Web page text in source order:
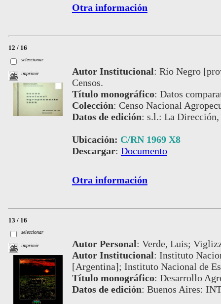
Otra información
12 / 16
seleccionar
imprimir Autor Institucional: Río Negro
Censos.
Título monográfico: Datos
Colección: Censo Nacional
Datos de edición: s.l.: La Dirección,
Ubicación: C/RN 1969 X8
Descargar: Documento
Otra información
13 / 16
seleccionar
imprimir Autor Personal: Verde, Luis;
Autor Institucional: Instituto
[Argentina]; Instituto Nacional de
Título monográfico: Desarrollo
Datos de edición: Buenos Aires: